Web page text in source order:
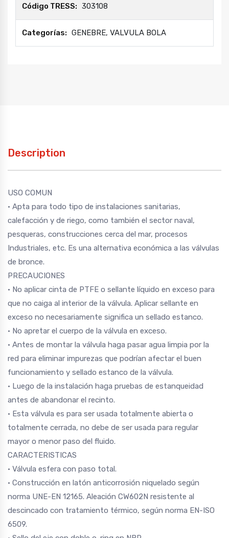
Código TRESS: 303108
Categorías: GENEBRE, VALVULA BOLA
Description
USO COMUN
• Apta para todo tipo de instalaciones sanitarias,
calefacción y de riego, como también el sector naval,
pesqueras, construcciones cerca del mar, procesos
Industriales, etc. Es una alternativa económica a las válvulas
de bronce.
PRECAUCIONES
• No aplicar cinta de PTFE o sellante líquido en exceso para
que no caiga al interior de la válvula. Aplicar sellante en
exceso no necesariamente significa un sellado estanco.
• No apretar el cuerpo de la válvula en exceso.
• Antes de montar la válvula haga pasar agua limpia por la
red para eliminar impurezas que podrían afectar el buen
funcionamiento y sellado estanco de la válvula.
• Luego de la instalación haga pruebas de estanqueidad
antes de abandonar el recinto.
• Esta válvula es para ser usada totalmente abierta o
totalmente cerrada, no debe de ser usada para regular
mayor o menor paso del fluido.
CARACTERISTICAS
• Válvula esfera con paso total.
• Construcción en latón anticorrosión niquelado según
norma UNE-EN 12165. Aleación CW602N resistente al
descincado con tratamiento térmico, según norma EN-ISO
6509.